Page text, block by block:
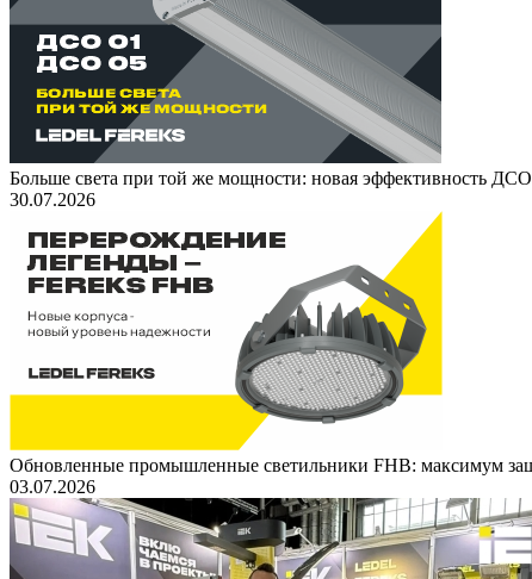
Больше света при той же мощности: новая эффективность ДСО
30.07.2026
Обновленные промышленные светильники FHB: максимум
03.07.2026